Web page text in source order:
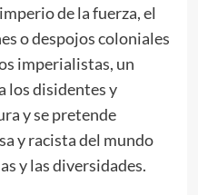
de la fuerza, el
o despojos coloniales
imperialistas, un
los disidentes y
y se pretende
y racista del mundo
y las diversidades.